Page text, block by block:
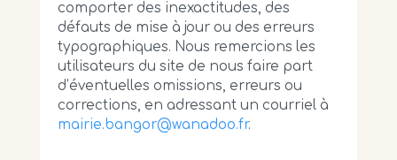
comporter des inexactitudes, des
défauts de mise à jour ou des erreurs
typographiques. Nous remercions les
utilisateurs du site de nous faire part
d’éventuelles omissions, erreurs ou
corrections, en adressant un courriel à
mairie.bangor@wanadoo.fr.